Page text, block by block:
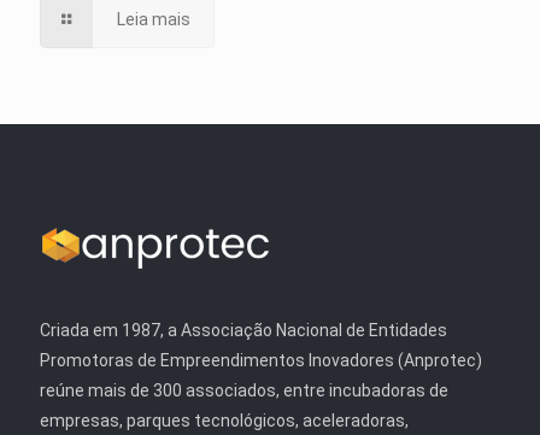
Leia mais
Criada em 1987, a Associação Nacional de Entidades
Promotoras de Empreendimentos Inovadores (Anprotec)
reúne mais de 300 associados, entre incubadoras de
empresas, parques tecnológicos, aceleradoras,